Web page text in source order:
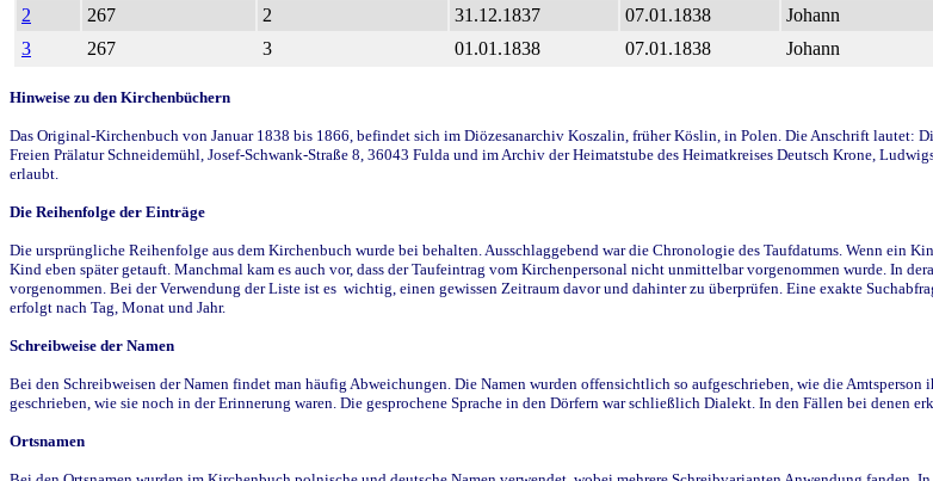
2
267 2 31.12.1837 07.01.1838 Johann
3
267 3 01.01.1838 07.01.1838 Johann
Hinweise zu den Kirchenbüchern
Das Original-Kirchenbuch von Januar 1838 bis 1866, befindet sich im Diözesanarchiv Koszalin, früher Köslin, in Polen. Die Anschrift lautet:
Freien Prälatur Schneidemühl, Josef-Schwank-Straße 8, 36043 Fulda und im Archiv der Heimatstube des Heimatkreises Deutsch Krone,
erlaubt.
Die Reihenfolge der Einträge
Die ursprüngliche Reihenfolge aus dem Kirchenbuch wurde bei behalten. Ausschlaggebend war die Chronologie des Taufdatums. Wenn ein
Kind eben später getauft. Manchmal kam es auch vor, dass der Taufeintrag vom Kirchenpersonal nicht unmittelbar vorgenommen wurde. In
vorgenommen. Bei der Verwendung der Liste ist es wichtig, einen gewissen Zeitraum davor und dahinter zu überprüfen. Eine exakte
erfolgt nach Tag, Monat und Jahr.
Schreibweise der Namen
Bei den Schreibweisen der Namen findet man häufig Abweichungen. Die Namen wurden offensichtlich so aufgeschrieben, wie die Amtsperson
geschrieben, wie sie noch in der Erinnerung waren. Die gesprochene Sprache in den Dörfern war schließlich Dialekt. In den Fällen bei denen
Ortsnamen